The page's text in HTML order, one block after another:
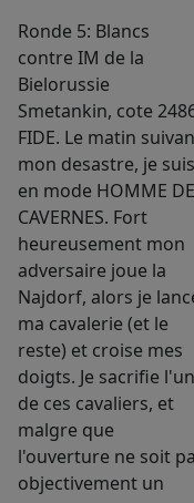
Ronde 5: Blancs
contre IM de la
Bielorussie
Smetankin, cote
FIDE. Le matin
mon desastre, je suis
en mode HOMME
CAVERNES. Fort
heureusement mon
adversaire joue la
Najdorf, alors je
ma cavalerie (et le
reste) et croise mes
doigts. Je sacrifie l'un
de ces cavaliers, et
malgre que
l'ouverture ne soit
objectivement un